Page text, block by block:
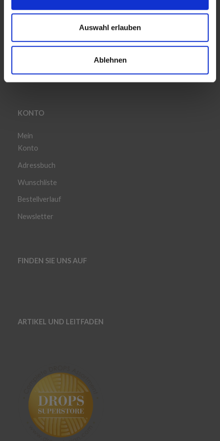
Auswahl erlauben
Ablehnen
INFORMATION
KONTO
Mein
Konto
Adressbuch
Wunschliste
Bestellverlauf
Newsletter
FINDEN SIE UNS AUF
ARTIKEL UND LEITFADEN